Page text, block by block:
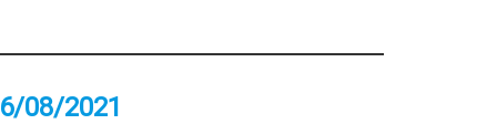
08/2021